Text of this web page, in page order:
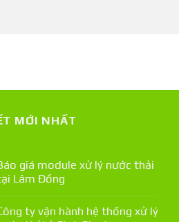
MỚI NHẤT
giá module xử lý nước thải
Lâm Đồng
ty vận hành hệ thống xử lý